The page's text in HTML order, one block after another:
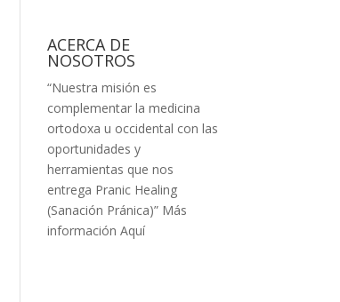
ACERCA DE
NOSOTROS
“Nuestra misión es
complementar la medicina
ortodoxa u occidental con las
oportunidades y
herramientas que nos
entrega Pranic Healing
(Sanación Pránica)” Más
información Aquí